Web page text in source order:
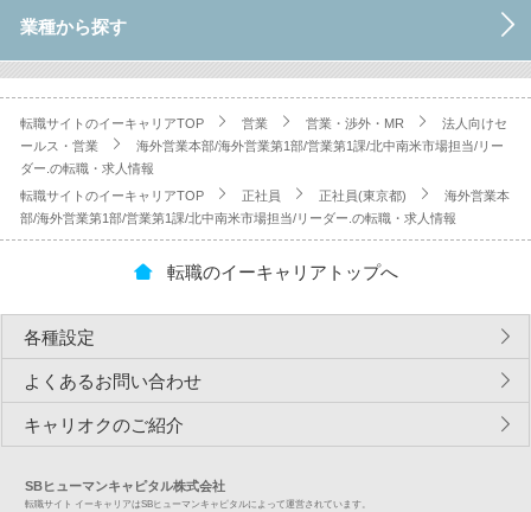
業種から探す
転職サイトのイーキャリアTOP 営業 営業・渉外・MR
法人向けセ
ールス・営業
海外営業本部/海外営業第1部/営業第1課/北中南米市場担当/リー
ダー.の転職・求人情報
転職サイトのイーキャリアTOP
正社員 正社員(東京都)
海外営業本
部/海外営業第1部/営業第1課/北中南米市場担当/リーダー.の転職・求人情報
転職のイーキャリアトップへ
各種設定
よくあるお問い合わせ
キャリオクのご紹介
SBヒューマンキャピタル株式会社
転職サイト イーキャリアはSBヒューマンキャピタルによって運営されています。